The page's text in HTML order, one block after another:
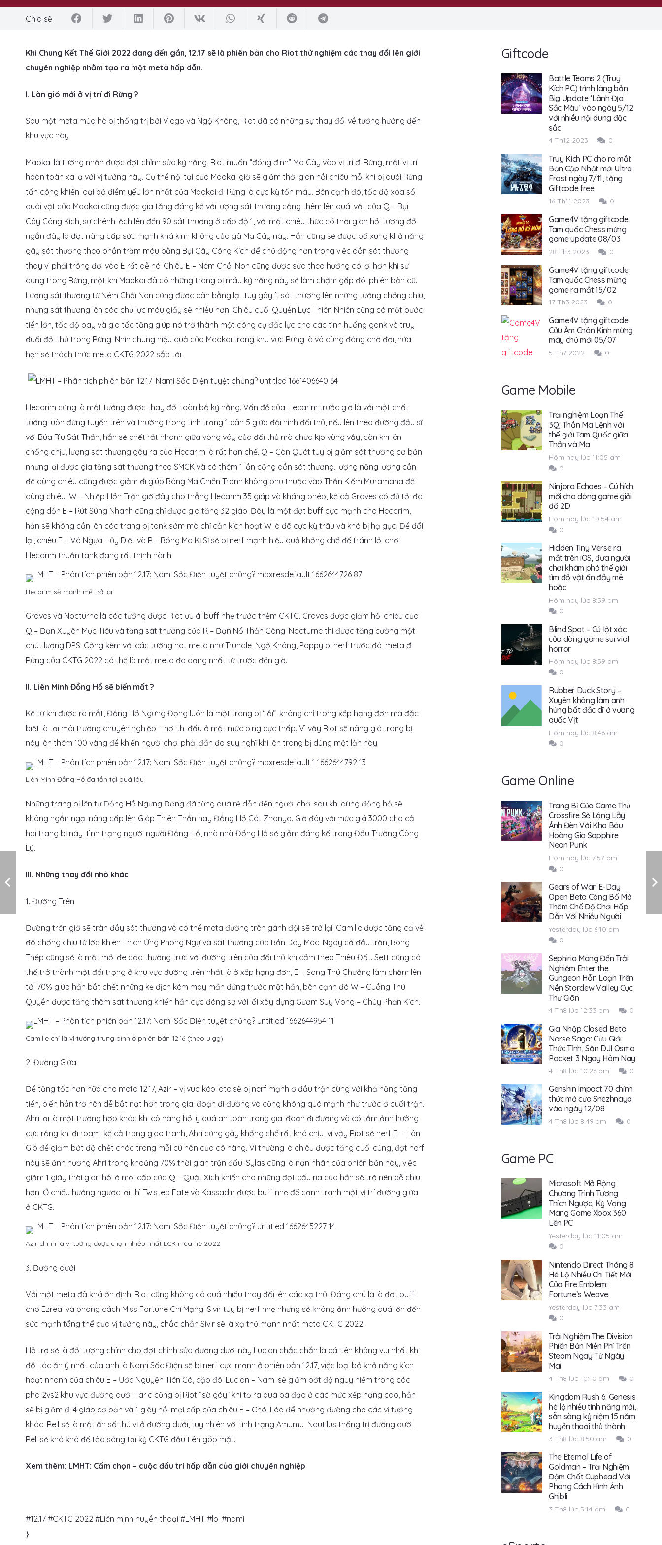
Chia sẽ
Khi Chung Kết Thế Giới 2022 đang đến gần, 12.17 sẽ là phiên bản cho Riot thử nghiệm các thay đổi lên giới
chuyên nghiệp nhằm tạo ra một meta hấp dẫn.
I. Làn gió mới ở vị trí đi Rừng ?
Sau một meta mùa hè bị thống trị bởi Viego và Ngộ Không, Riot đã có những sự thay đổi về tướng hướng đến
khu vực này
Maokai là tướng nhận được đợt chỉnh sửa kỹ năng, Riot muốn “đóng đinh” Ma Cây vào vị trí đi Rừng, một vị trí
hoàn toàn xa lạ với vị tướng này. Cụ thể nội tại của Maokai giờ sẽ giảm thời gian hồi chiêu mỗi khi bị quái Rừng
tấn công khiến loại bỏ điểm yếu lớn nhất của Maokai đi Rừng là cực kỳ tốn máu. Bên cạnh đó, tốc độ xóa sổ
quái vật của Maokai cũng được gia tăng đáng kể với lượng sát thương cộng thêm lên quái vật của Q – Bụi
Cây Công Kích, sự chênh lệch lên đến 90 sát thương ở cấp độ 1, với một chiêu thức có thời gian hồi tương đối
ngắn đây là đợt nâng cấp sức mạnh khá kinh khủng của gã Ma Cây này. Hắn cũng sẽ được bổ xung khả năng
gây sát thương theo phần trăm máu bằng Bụi Cây Công Kích để chủ động hơn trong việc dồn sát thương
thay vì phải trông đợi vào E rất dễ né. Chiêu E – Ném Chồi Non cũng được sửa theo hướng có lợi hơn khi sử
dụng trong Rừng, một khi Maokai đã có những trang bị máu kỹ năng này sẽ làm chậm gấp đôi phiên bản cũ.
Lượng sát thương từ Ném Chồi Non cũng được cân bằng lại, tuy gây ít sát thương lên những tướng chống chịu,
nhưng sát thương lên các chủ lực máu giấy sẽ nhiều hơn. Chiêu cuối Quyền Lực Thiên Nhiên cũng có một bước
tiến lớn, tốc độ bay và gia tốc tăng giúp nó trở thành một công cụ đắc lực cho các tình huống gank và truy
đuổi đối thủ trong Rừng. Nhìn chung hiệu quả của Maokai trong khu vực Rừng là vô cùng đáng chờ đợi, hứa
hẹn sẽ thách thức meta CKTG 2022 sắp tới.
Hecarim cũng là một tướng được thay đổi toàn bộ kỹ năng. Vấn đề của Hecarim trước giờ là với một chất
tướng luôn đứng tuyến trên và thường trong tình trạng 1 cân 5 giữa đội hình đối thủ, nếu lên theo đường đấu sĩ
với Búa Rìu Sát Thần, hắn sẽ chết rất nhanh giữa vòng vây của đối thủ mà chưa kịp vùng vẫy, còn khi lên
chống chịu, lượng sát thương gây ra của Hecarim là rất hạn chế. Q – Càn Quét tuy bị giảm sát thương cơ bản
nhưng lại được gia tăng sát thương theo SMCK và có thêm 1 lần cộng dồn sát thương, lượng năng lượng cần
để dùng chiêu cũng được giảm đi giúp Bóng Ma Chiến Tranh không phụ thuộc vào Thần Kiếm Muramana để
dùng chiêu. W – Nhiếp Hồn Trận giờ đây cho thẳng Hecarim 35 giáp và kháng phép, kể cả Graves có đủ tối đa
cộng dồn E – Rút Súng Nhanh cũng chỉ được gia tăng 32 giáp. Đây là một đợt buff cực mạnh cho Hecarim,
hắn sẽ không cần lên các trang bị tank sớm mà chỉ cần kích hoạt W là đã cực kỳ trâu và khó bị hạ gục. Để đổi
lại, chiêu E – Vó Ngựa Hủy Diệt và R – Bóng Ma Kị Sĩ sẽ bị nerf mạnh hiệu quả khống chế để tránh lối chơi
Hecarim thuần tank đang rất thịnh hành.
Hecarim sẽ mạnh mẽ trở lại
Graves và Nocturne là các tướng được Riot ưu ái buff nhẹ trước thềm CKTG. Graves được giảm hồi chiêu của
Q – Đạn Xuyên Mục Tiêu và tăng sát thương của R – Đạn Nổ Thần Công. Nocturne thì được tăng cường một
chút lượng DPS. Cộng kèm với các tướng hot meta như Trundle, Ngộ Không, Poppy bị nerf trước đó, meta đi
Rừng của CKTG 2022 có thể là một meta đa dạng nhất từ trước đến giờ.
II. Liên Minh Đồng Hồ sẽ biến mất ?
Kể từ khi được ra mắt, Đồng Hồ Ngưng Đọng luôn là một trang bị “lỗi”, không chỉ trong xếp hạng đơn mà đặc
biệt là tại môi trường chuyên nghiệp – nơi thi đấu ở một mức ping cực thấp. Vì vậy Riot sẽ nâng giá trang bị
này lên thêm 100 vàng để khiến người chơi phải đắn đo suy nghĩ khi lên trang bị dùng một lần này
Liên Minh Đồng Hồ đa tồn tại quá lâu
Những trang bị lên từ Đồng Hồ Ngưng Đọng đã từng quá rẻ dẫn đến người chơi sau khi dùng đồng hồ sẽ
không ngần ngại nâng cấp lên Giáp Thiên Thần hay Đồng Hồ Cát Zhonya. Giờ đây với mức giá 3000 cho cả
hai trang bị này, tình trạng người người Đồng Hồ, nhà nhà Đồng Hồ sẽ giảm đáng kể trong Đấu Trường Công
Lý.
III. Những thay đổi nhỏ khác
1. Đường Trên
Đường trên giờ sẽ tràn đầy sát thương và có thể meta đường trên gánh đội sẽ trở lại. Camille được tăng cả về
độ chống chịu từ lớp khiên Thích Ứng Phòng Ngự và sát thương của Bắn Dây Móc. Ngay cả đầu trận, Bóng
Thép cũng sẽ là một mối đe dọa thường trực với đường trên của đối thủ khi cầm theo Thiêu Đốt. Sett cũng có
thể trở thành một đối trọng ở khu vực đường trên nhất là ở xếp hạng đơn, E – Song Thú Chưởng làm chậm lên
tới 70% giúp hắn bắt chết những kẻ địch kém may mắn đứng trước mặt hắn, bên cạnh đó W – Cuồng Thú
Quyền được tăng thêm sát thương khiến hắn cực đáng sợ với lối xây dựng Gươm Suy Vong – Chùy Phản Kích.
Camille chỉ là vị tướng trung bình ở phiên bản 12.16 (theo u.gg)
2. Đường Giữa
Để tăng tốc hơn nữa cho meta 12.17, Azir – vị vua kéo late sẽ bị nerf mạnh ở đầu trận cùng với khả năng tăng
tiến, biến hắn trở nên dễ bắt nạt hơn trong giai đoạn đi đường và cũng không quá mạnh như trước ở cuối trận.
Ahri lại là một trường hợp khác khi cô nàng hồ ly quá an toàn trong giai đoạn đi đường và có tầm ảnh hưởng
cực rộng khi đi roam, kể cả trong giao tranh, Ahri cũng gây khống chế rất khó chịu, vì vậy Riot sẽ nerf E – Hôn
Gió để giảm bớt độ chết chóc trong mỗi cú hôn của cô nàng. Vì thường là chiêu được tăng cuối cùng, đợt nerf
này sẽ ảnh hưởng Ahri trong khoảng 70% thời gian trận đấu. Sylas cũng là nạn nhân của phiên bản này, việc
giảm 1 giây thời gian hồi ở mọi cấp của Q – Quật Xích khiến cho những đợt cấu rỉa của hắn sẽ trở nên dễ chịu
hơn. Ở chiều hướng ngược lại thì Twisted Fate và Kassadin được buff nhẹ để cạnh tranh một vị trí đường giữa
ở CKTG.
Azir chinh là vị tướng được chọn nhiều nhất LCK mùa hè 2022
3. Đường dưới
Với một meta đã khá ổn định, Riot cũng không có quá nhiều thay đổi lên các xạ thủ. Đáng chú là là đợt buff
cho Ezreal và phong cách Miss Fortune Chí Mạng. Sivir tuy bị nerf nhẹ nhưng sẽ không ảnh hưởng quá lớn đến
sức mạnh tổng thể của vị tướng này, chắc chắn Sivir sẽ là xạ thủ mạnh nhất meta CKTG 2022.
Hỗ trợ sẽ là đối tượng chính cho đợt chỉnh sửa đường dưới này Lucian chắc chắn là cái tên không vui nhất khi
đối tác ăn ý nhất của anh là Nami Sốc Điện sẽ bị nerf cực mạnh ở phiên bản 12.17, việc loại bỏ khả năng kích
hoạt nhanh của chiêu E – Ước Nguyện Tiên Cá, cặp đôi Lucian – Nami sẽ giảm bớt độ nguy hiểm trong các
pha 2vs2 khu vực đường dưới. Taric cũng bị Riot “sờ gáy” khi tỏ ra quá bá đạo ở các mức xếp hạng cao, hắn
sẽ bị giảm đi 4 giáp cơ bản và 1 giây hồi mọi cấp của chiêu E – Chói Lóa để nhường đường cho các vị tướng
khác. Rell sẽ là một ẩn số thú vị ở đường dưới, tuy nhiên với tình trạng Amumu, Nautilus thống trị đường dưới,
Rell sẽ khá khó để tỏa sáng tại kỳ CKTG đầu tiên góp mặt.
Xem thêm: LMHT: Cấm chọn – cuộc đấu trí hấp dẫn của giới chuyên nghiệp
#12.17 #CKTG 2022 #Liên minh huyền thoại #LMHT #lol #nami
}
Giftcode
Battle Teams 2 (Truy
Kích PC) trình làng bản
Big Update ‘Lãnh Địa
Sắc Màu’ vào ngày 5/12
với nhiều nội dung đặc
sắc
4 Th12 2023 0
Truy Kích PC cho ra mắt
Bản Cập Nhật mới Ultra
Frost ngày 7/11, tặng
Giftcode free
16 Th11 2023 0
Game4V tặng giftcode
Tam quốc Chess mừng
game update 08/03
28 Th3 2023 0
Game4V tặng giftcode
Tam quốc Chess mừng
game ra mắt 15/02
17 Th3 2023 0
Game4V tặng giftcode
Cửu Âm Chân Kinh mừng
máy chủ mới 05/07
5 Th7 2022 0
Game Mobile
Trải nghiệm Loạn Thế
3Q: Thần Ma Lệnh với
thế giới Tam Quốc giữa
Thần và Ma
Hôm nay lúc 11:05 am
0
Ninjora Echoes – Cú hích
mới cho dòng game giải
đố 2D
Hôm nay lúc 10:54 am
0
Hidden Tiny Verse ra
mắt trên iOS, đưa người
chơi khám phá thế giới
tìm đồ vật ẩn đầy mê
hoặc
Hôm nay lúc 8:59 am
0
Blind Spot – Cú lột xác
của dòng game survial
horror
Hôm nay lúc 8:59 am
0
Rubber Duck Story –
Xuyên không làm anh
hùng bất đắc dĩ ở vương
quốc Vịt
Hôm nay lúc 8:46 am
0
Game Online
Trang Bị Của Game Thủ
Crossfire Sẽ Lộng Lẫy
Ánh Đèn Với Kho Báu
Hoàng Gia Sapphire
Neon Punk
Hôm nay lúc 7:57 am
0
Gears of War: E-Day
Open Beta Công Bố Mở
Thêm Chế Độ Chơi Hấp
Dẫn Với Nhiều Người
Yesterday lúc 6:10 am
0
Sephiria Mang Đến Trải
Nghiệm Enter the
Gungeon Hỗn Loạn Trên
Nền Stardew Valley Cực
Thư Giãn
4 Th8 lúc 12:33 pm 0
Gia Nhập Closed Beta
Norse Saga: Cửu Giới
Thức Tỉnh, Săn DJI Osmo
Pocket 3 Ngay Hôm Nay
4 Th8 lúc 10:26 am 0
Genshin Impact 7.0 chính
thức mở cửa Snezhnaya
vào ngày 12/08
4 Th8 lúc 8:49 am 0
Game PC
Microsoft Mở Rộng
Chương Trình Tương
Thích Ngược, Kỳ Vọng
Mang Game Xbox 360
Lên PC
Yesterday lúc 11:05 am
0
Nintendo Direct Tháng 8
Hé Lộ Nhiều Chi Tiết Mới
Của Fire Emblem:
Fortune’s Weave
Yesterday lúc 7:33 am
0
Trải Nghiệm The Division
Phiên Bản Miễn Phí Trên
Steam Ngay Từ Ngày
Mai
4 Th8 lúc 10:10 am 0
Kingdom Rush 6: Genesis
hé lộ nhiều tính năng mới,
sẵn sàng kỷ niệm 15 năm
huyền thoại thủ thành
3 Th8 lúc 8:50 am 0
The Eternal Life of
Goldman – Trải Nghiệm
Đậm Chất Cuphead Với
Phong Cách Hình Ảnh
Ghibli
3 Th8 lúc 5:14 am 0